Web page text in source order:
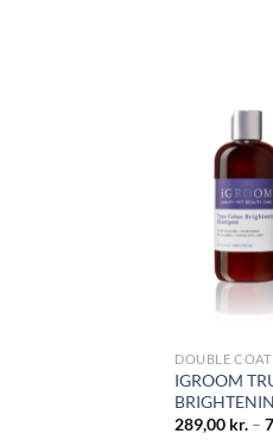
DOUBLE COAT
IGROOM
289,00 kr. –